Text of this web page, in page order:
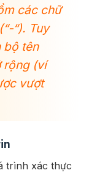
các chữ
“). Tuy
bộ tên
rộng (ví
vượt
trình xác thực